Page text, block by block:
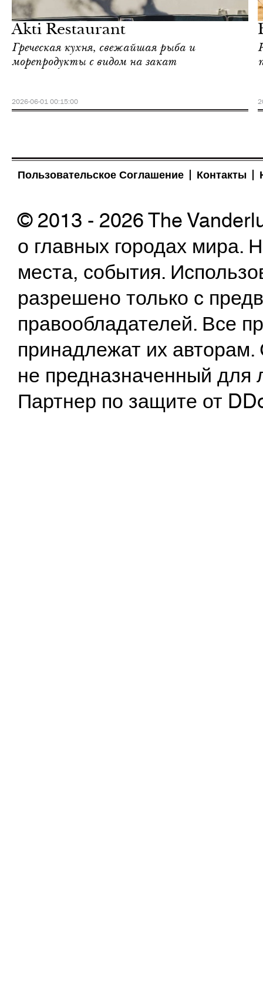
Akti Restaurant
Греческая кухня, свежайшая рыба и
морепродукты с видом на закат
2026-06-01 00:15:00
Пользовательское Соглашение Контакты
© 2013 - 2026 The
о главных городах
места, события.
разрешено только с
правообладателей. Все
принадлежат их
не предназначенный
Партнер по защите от